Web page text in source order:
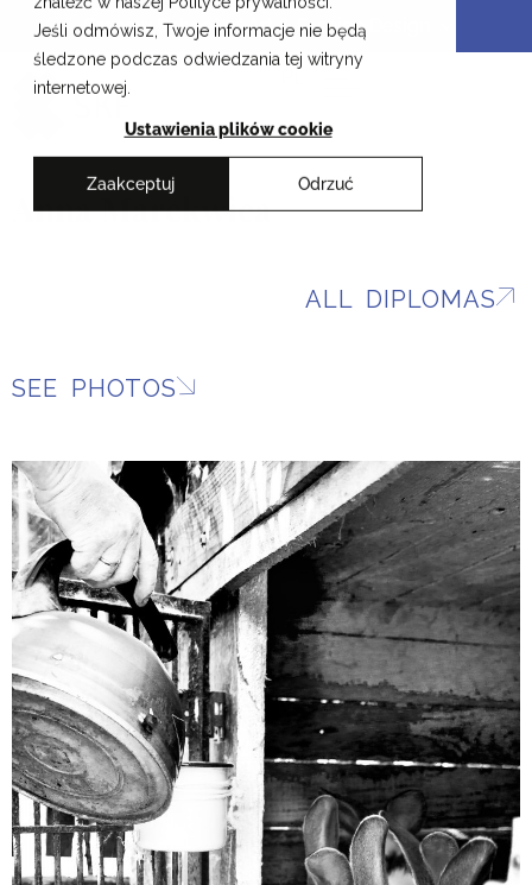
Jeśli odmówisz, Twoje informacje nie będą
śledzone podczas odwiedzania tej witryny
internetowej.
Ustawienia plików cookie
Zaakceptuj Odrzuć
Skip
content
Cracow School of Art & Fashion Design
PL
Anna Marekwica
ALL DIPLOMAS
SEE PHOTOS